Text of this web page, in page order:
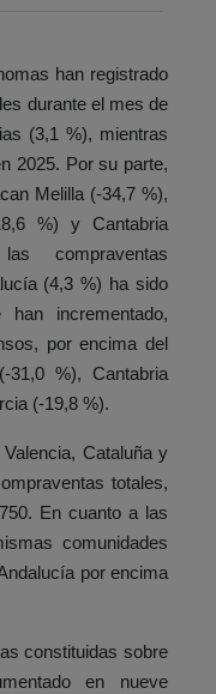
han registrado
durante el mes de
(3,1 %), mientras
2025. Por su parte,
Melilla (-34,7 %),
%) y Cantabria
compraventas
(4,3 %) ha sido
incrementado,
por encima del
%), Cantabria
(-19,8 %).
Cataluña y
totales,
En cuanto a las
comunidades
por encima
constituidas sobre
en nueve